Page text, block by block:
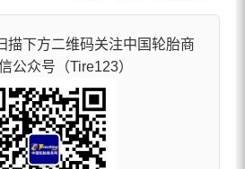
描下方二维码关注中国轮胎商
公众号（Tire123）